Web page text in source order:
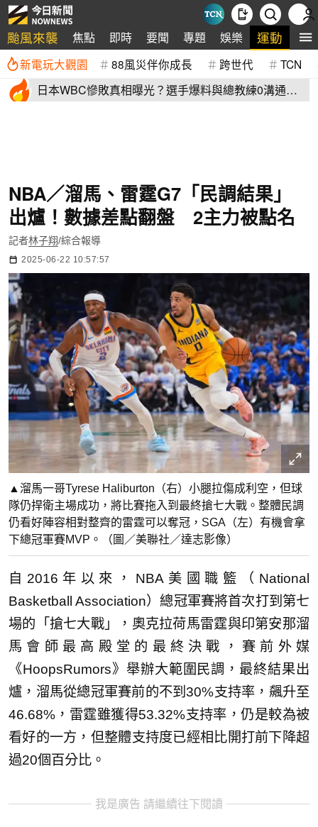
颱風來襲 焦點 即時 要聞 專題 娛樂 運動 全
新電玩大觀園 88風災伴你成長 跨世代 TCN
日本WBC慘敗真相曝光？選手爆料與總教練0溝通
NBA／溜馬、雷霆G7「民調結果」
出爐！數據差點翻盤 2主力被點名
記者林子翔/綜合報導
2025-06-22 10:57:57
▲溜馬一哥Tyrese Haliburton（右）小腿拉傷成利空，但球
隊仍捍衛主場成功，將比賽拖入到最終搶七大戰。整體民調
仍看好陣容相對整齊的雷霆可以奪冠，SGA（左）有機會拿
下總冠軍賽MVP。（圖／美聯社／達志影像）
自2016年以來，NBA美國職籃（National
Basketball Association）總冠軍賽將首次打到第七
場的「搶七大戰」，奧克拉荷馬雷霆與印第安那溜
馬會師最高殿堂的最終決戰，賽前外媒
《HoopsRumors》舉辦大範圍民調，最終結果出
爐，溜馬從總冠軍賽前的不到30%支持率，飆升至
46.68%，雷霆雖獲得53.32%支持率，仍是較為被
看好的一方，但整體支持度已經相比開打前下降超
過20個百分比。
我是廣告 請繼續往下閱讀